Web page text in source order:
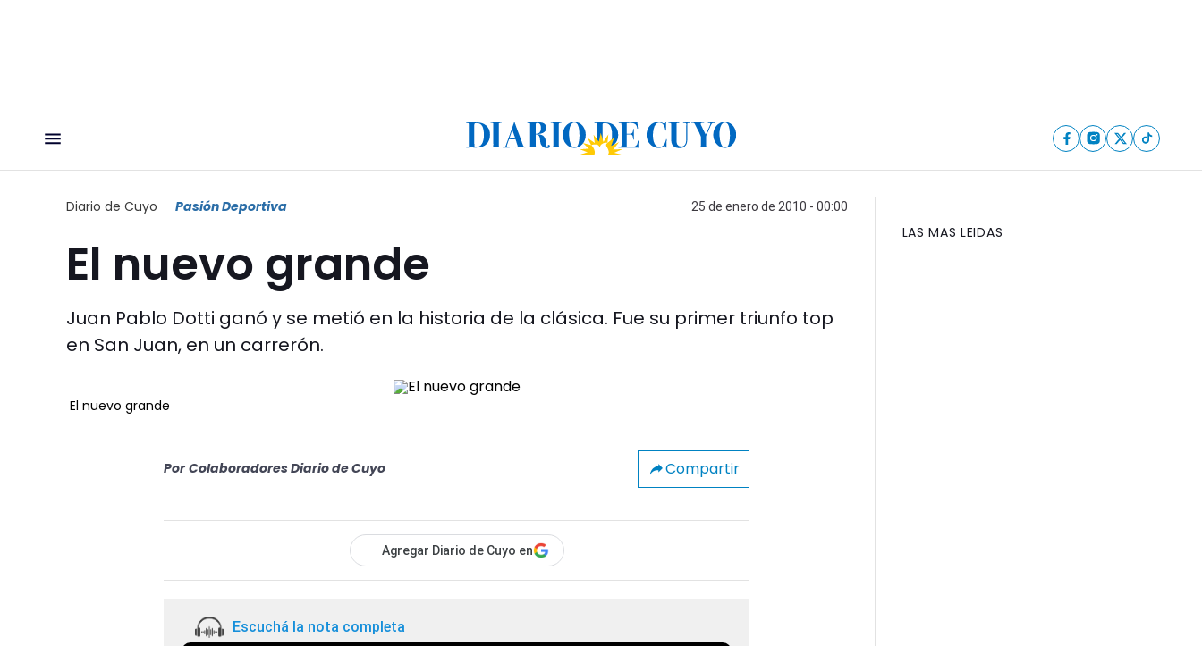
Diario de Cuyo Pasión Deportiva 25 de enero de 2010 - 00:00
El nuevo grande
Juan Pablo Dotti ganó y se metió en la historia de la clásica. Fue su primer triunfo top
en San Juan, en un carrerón.
El nuevo grande
Por Colaboradores Diario de Cuyo Compartir
Agregar Diario de Cuyo en
Escuchá la nota completa
LAS MAS LEIDAS